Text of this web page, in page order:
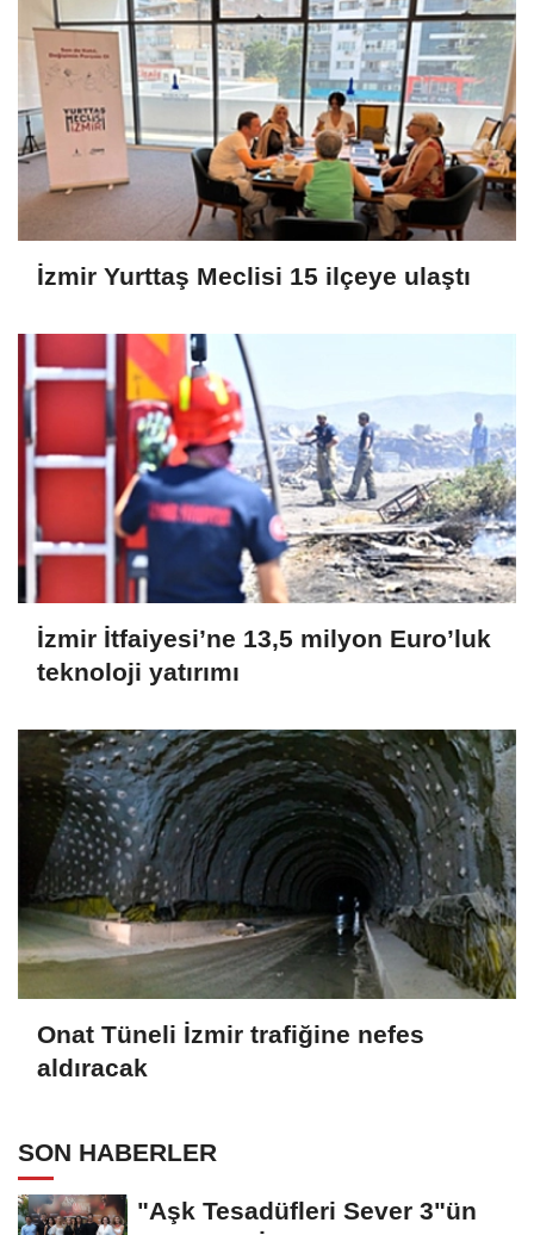
İzmir Yurttaş Meclisi 15 ilçeye ulaştı
İzmir İtfaiyesi’ne 13,5 milyon Euro’luk
teknoloji yatırımı
Onat Tüneli İzmir trafiğine nefes
aldıracak
SON HABERLER
"Aşk Tesadüfleri Sever 3"ün